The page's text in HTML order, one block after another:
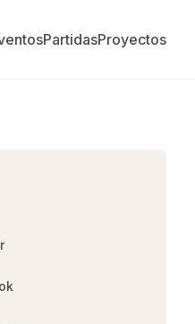
PartidasProyectos